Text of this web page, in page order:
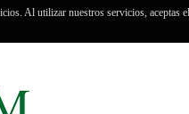
Al utilizar nuestros servicios, aceptas